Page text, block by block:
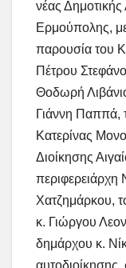
νέας
Ερμούπολης,
παρουσία του
Πέτρου
Θοδωρή
Γιάννη Παππά,
Κατερίνας
Διοίκησης
περιφερειάρχη
Χατζημάρκου,
κ. Γιώργου
δημάρχου κ.